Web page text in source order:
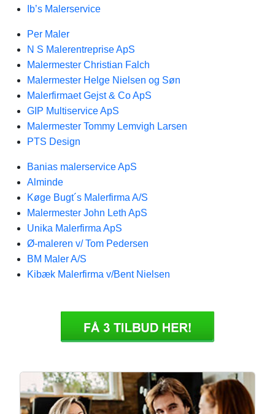
Ib’s Malerservice
Per Maler
N S Malerentreprise ApS
Malermester Christian Falch
Malermester Helge Nielsen og Søn
Malerfirmaet Gejst & Co ApS
GIP Multiservice ApS
Malermester Tommy Lemvigh Larsen
PTS Design
Banias malerservice ApS
Alminde
Køge Bugt´s Malerfirma A/S
Malermester John Leth ApS
Unika Malerfirma ApS
Ø-maleren v/ Tom Pedersen
BM Maler A/S
Kibæk Malerfirma v/Bent Nielsen